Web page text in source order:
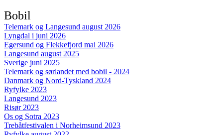
Bobil
Telemark og Langesund august 2026
Lyngdal i juni 2026
Egersund og Flekkefjord mai 2026
Langesund august 2025
Sverige juni 2025
Telemark og sørlandet med bobil - 2024
Danmark og Nord-Tyskland 2024
Ryfylke 2023
Langesund 2023
Risør 2023
Os og Sotra 2023
Trebåtfestivalen i Norheimsund 2023